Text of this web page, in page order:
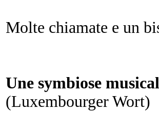
Molte chiamate e un
Une symbiose
(Luxembourger Wort)